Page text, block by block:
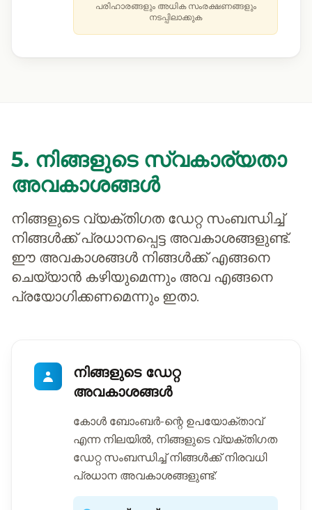
പരിഹാരങ്ങളും അധിക സംരക്ഷണങ്ങളും
നടപ്പിലാക്കുക
5. നിങ്ങളുടെ സ്വകാര്യതാ
അവകാശങ്ങൾ
നിങ്ങളുടെ വ്യക്തിഗത ഡേറ്റ സംബന്ധിച്ച്
നിങ്ങൾക്ക് പ്രധാനപ്പെട്ട അവകാശങ്ങളുണ്ട്.
ഈ അവകാശങ്ങൾ നിങ്ങൾക്ക് എങ്ങനെ
ചെയ്യാൻ കഴിയുമെന്നും അവ എങ്ങനെ
പ്രയോഗിക്കണമെന്നും ഇതാ.
നിങ്ങളുടെ ഡേറ്റ
അവകാശങ്ങൾ
കോൾ ബോംബർ-ന്റെ ഉപയോക്താവ്
എന്ന നിലയിൽ, നിങ്ങളുടെ വ്യക്തിഗത
ഡേറ്റ സംബന്ധിച്ച് നിങ്ങൾക്ക് നിരവധി
പ്രധാന അവകാശങ്ങളുണ്ട്: